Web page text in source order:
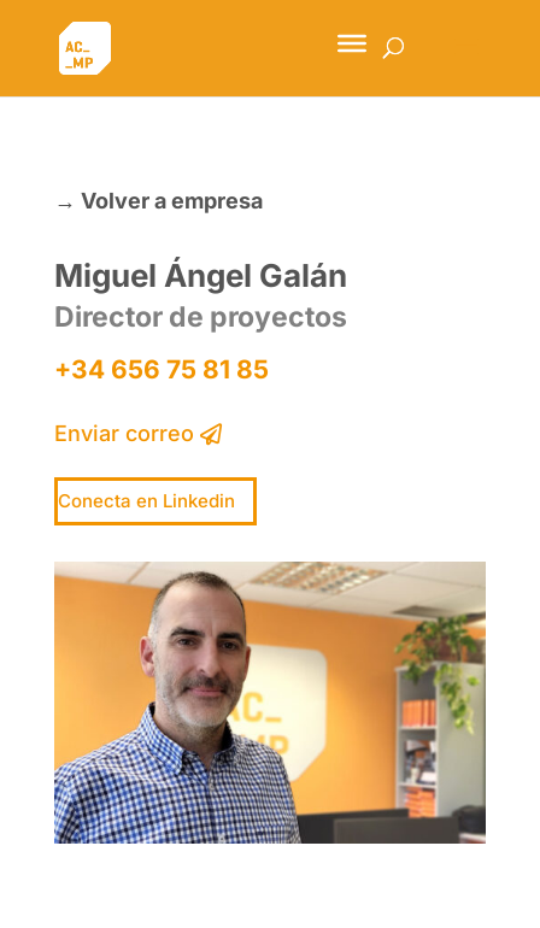
→ Volver a empresa
Miguel Ángel Galán
Director de proyectos
+34 656 75 81 85
Enviar correo
Conecta en Linkedin